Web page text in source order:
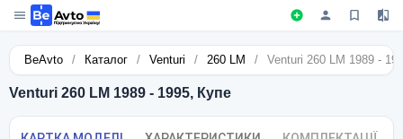
BeAvto / Каталог / Venturi / 260 LM / Venturi 260 LM 1989 -
Venturi 260 LM 1989 - 1995, Купе